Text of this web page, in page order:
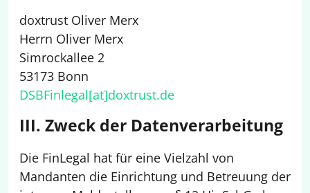
doxtrust Oliver Merx
Herrn Oliver Merx
Simrockallee 2
53173 Bonn
DSBFinlegal[at]doxtrust.de
III. Zweck der Datenverarbeitung
Die FinLegal hat für eine Vielzahl von
Mandanten die Einrichtung und Betreuung der